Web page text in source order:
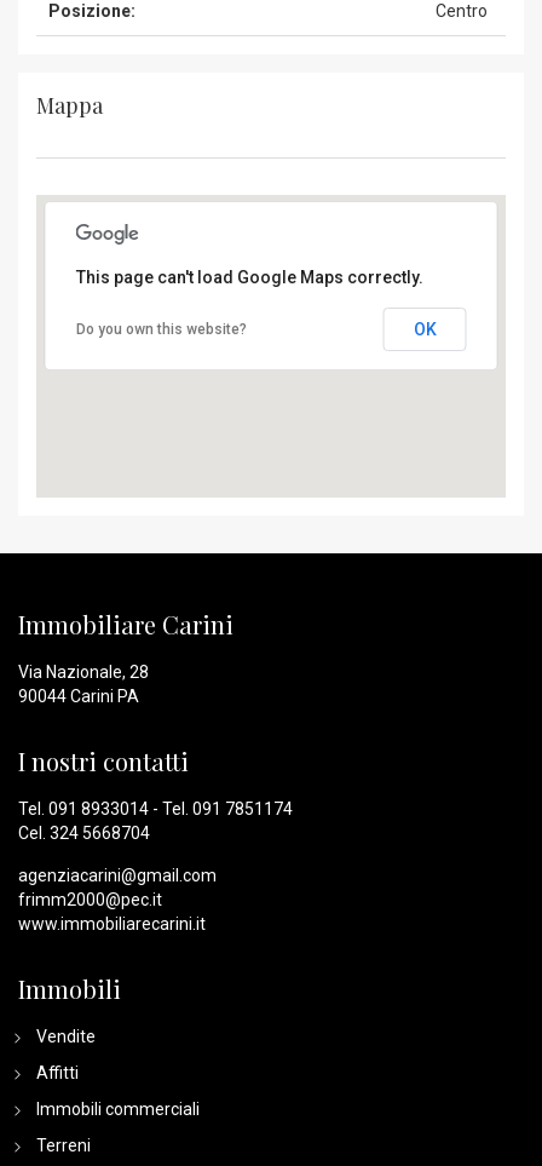
Posizione: Centro
Mappa
This page can't load Google Maps correctly.
Do you own this website? OK
Immobiliare Carini
Via Nazionale, 28
90044 Carini PA
I nostri contatti
Tel. 091 8933014 - Tel. 091 7851174
Cel. 324 5668704
agenziacarini@gmail.com
frimm2000@pec.it
www.immobiliarecarini.it
Immobili
Vendite
Affitti
Immobili commerciali
Terreni